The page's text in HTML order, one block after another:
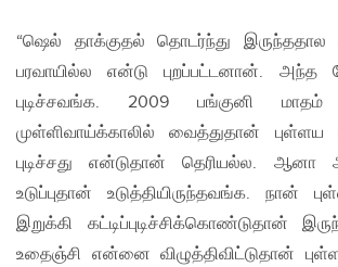
“ஷெல் தாக்குதல் தொடர்ந்து
பரவாயில்ல என்டு புறப்பட்டனான். அந்த
புடிச்சவங்க. 2009 பங்குனி மாதம்
முள்ளிவாய்க்காலில் வைத்துதான் புள்ளய
புடிச்சது என்டுதான் தெரியல்ல.
உடுப்புதான் உடுத்தியிருந்தவங்க. நான்
இறுக்கி கட்டிப்புடிச்சிக்கொண்டுதான்
உதைஞ்சி என்னை விழுத்திவிட்டுதான்